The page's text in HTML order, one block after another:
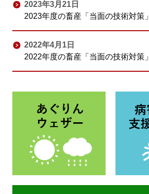
2023年3月21日
2023年度の畜産「当面の技術対策」
2022年4月1日
2022年度の畜産「当面の技術対策」